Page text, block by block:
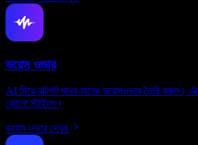
ভয়েস ওভার
AI দিয়ে ঝটপট মানব-মানের ভয়েসওভার তৈরি করুন।
কোনো স্টাইলে।
ভয়েস ওভার দেখুন